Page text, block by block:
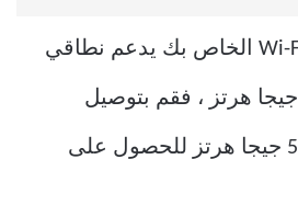
إذا كان جهاز توجيه Wi-Fi الخاص بك يدعم نطاقي
2.4 جيجا هرتز و 5.0 جيجا هرتز ، فقم بتوصيل
الكمبيوتر بالنطاق 5.0 جيجا هرتز للحصول على